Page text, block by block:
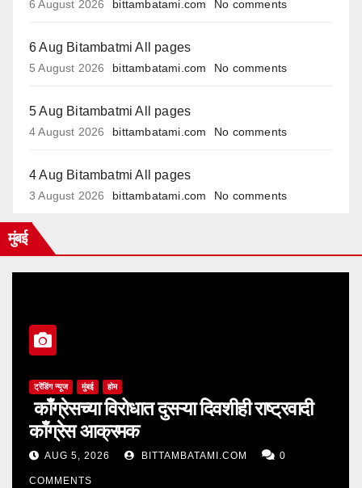
6 August 2026 bittambatami.com No comments
6 Aug Bitambatmi All pages
5 August 2026 bittambatami.com No comments
5 Aug Bitambatmi All pages
4 August 2026 bittambatami.com No comments
4 Aug Bitambatmi All pages
3 August 2026 bittambatami.com No comments
मुंबई
ट्रेंडिंग न्यूज मुंबई होम
काँग्रेसच्या विरोधात दुसऱ्या दिवशीही राष्ट्रवादी
काँग्रेस आक्रमक
AUG 5, 2026 BITTAMBATAMI.COM 0
COMMENTS